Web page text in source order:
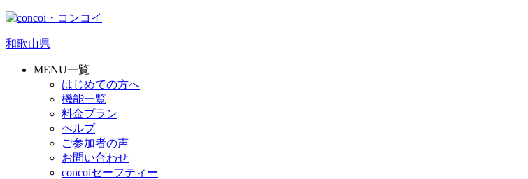
和歌山県
MENU一覧
はじめての方へ
機能一覧
料金プラン
ヘルプ
ご参加者の声
お問い合わせ
concoiセーフティー